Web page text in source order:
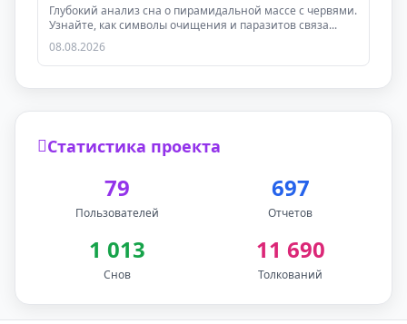
Глубокий анализ сна о пирамидальной массе с червями.
Узнайте, как символы очищения и паразитов связа...
08.08.2026
Статистика проекта
79
Пользователей
697
Отчетов
1 013
Снов
11 690
Толкований